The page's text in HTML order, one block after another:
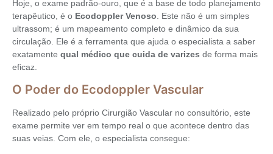
Hoje, o exame padrão-ouro, que é a base de todo planejamento
terapêutico, é o Ecodoppler Venoso . Este não é um simples
ultrassom; é um mapeamento completo e dinâmico da sua
circulação. Ele é a ferramenta que ajuda o especialista a saber
exatamente qual médico que cuida de varizes de forma mais
eficaz.
O Poder do Ecodoppler Vascular
Realizado pelo próprio Cirurgião Vascular no consultório, este
exame permite ver em tempo real o que acontece dentro das
suas veias. Com ele, o especialista consegue: